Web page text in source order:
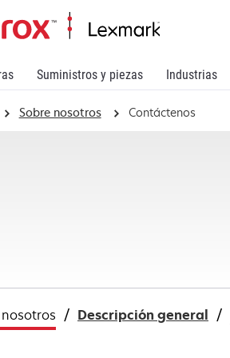
Suministros y piezas Industrias
Sobre nosotros Contáctenos
Descripción general